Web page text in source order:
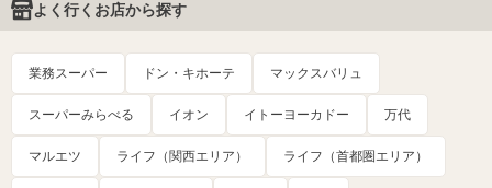
よく行くお店から探す
業務スーパー ドン・キホーテ マックスバリュ
スーパーみらべる イオン イトーヨーカドー 万代
マルエツ ライフ（関西エリア） ライフ（首都圏エリア）